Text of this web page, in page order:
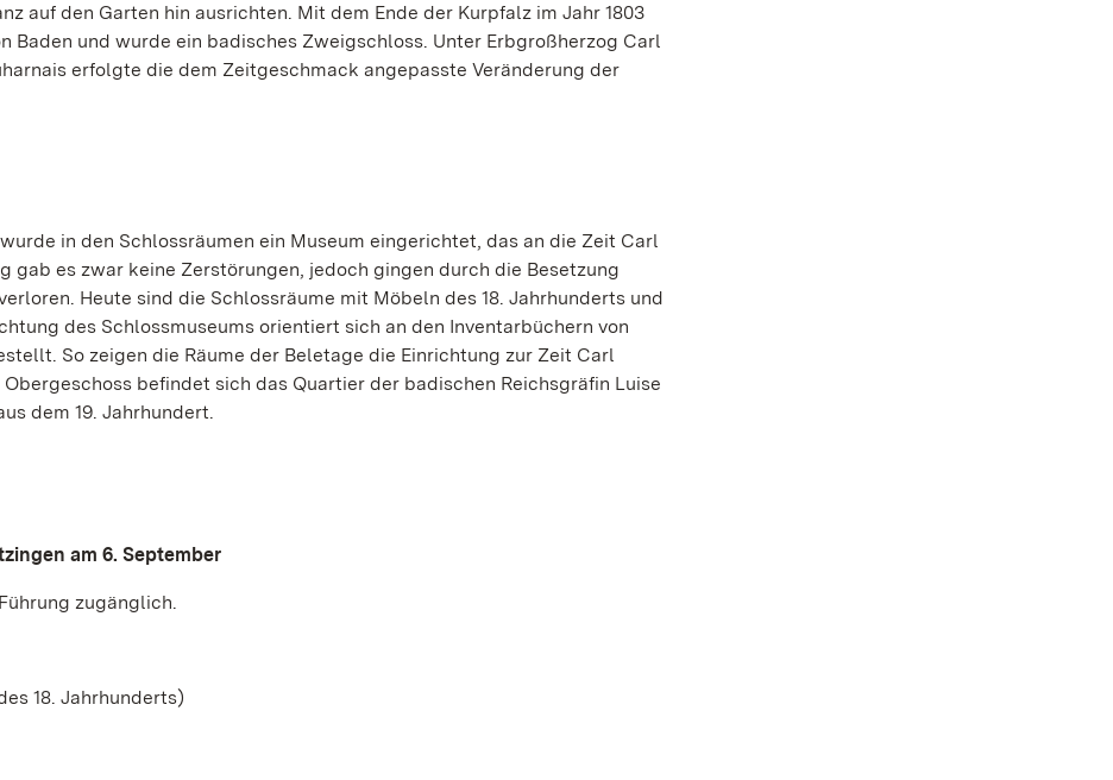
auf den Garten hin ausrichten. Mit dem Ende der Kurpfalz im Jahr 1803
Baden und wurde ein badisches Zweigschloss. Unter Erbgroßherzog Carl
erfolgte die dem Zeitgeschmack angepasste Veränderung der
in den Schlossräumen ein Museum eingerichtet, das an die Zeit Carl
gab es zwar keine Zerstörungen, jedoch gingen durch die Besetzung
Heute sind die Schlossräume mit Möbeln des 18. Jahrhunderts und
des Schlossmuseums orientiert sich an den Inventarbüchern von
So zeigen die Räume der Beletage die Einrichtung zur Zeit Carl
befindet sich das Quartier der badischen Reichsgräfin Luise
dem 19. Jahrhundert.
am 6. September
zugänglich.
18. Jahrhunderts)